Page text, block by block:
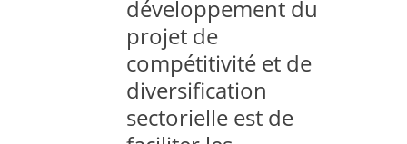
développement du
projet de
compétitivité et de
diversification
sectorielle est de